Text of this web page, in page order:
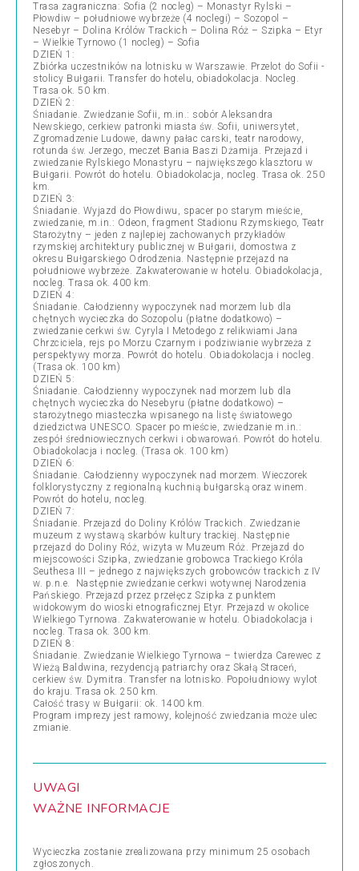
Trasa zagraniczna: Sofia (2 nocleg) – Monastyr Rylski –
Płowdiw – południowe wybrzeże (4 noclegi) – Sozopol –
Nesebyr – Dolina Królów Trackich – Dolina Róż – Szipka – Etyr
– Wielkie Tyrnowo (1 nocleg) – Sofia
DZIEŃ 1:
Zbiórka uczestników na lotnisku w Warszawie. Przelot do Sofii -
stolicy Bułgarii. Transfer do hotelu, obiadokolacja. Nocleg.
Trasa ok. 50 km.
DZIEŃ 2:
Śniadanie. Zwiedzanie Sofii, m.in.: sobór Aleksandra
Newskiego, cerkiew patronki miasta św. Sofii, uniwersytet,
Zgromadzenie Ludowe, dawny pałac carski, teatr narodowy,
rotunda św. Jerzego, meczet Bania Baszi Dżamija. Przejazd i
zwiedzanie Rylskiego Monastyru – największego klasztoru w
Bułgarii. Powrót do hotelu. Obiadokolacja, nocleg. Trasa ok. 250
km.
DZIEŃ 3:
Śniadanie. Wyjazd do Płowdiwu, spacer po starym mieście,
zwiedzanie, m.in.: Odeon, fragment Stadionu Rzymskiego, Teatr
Starożytny – jeden z najlepiej zachowanych przykładów
rzymskiej architektury publicznej w Bułgarii, domostwa z
okresu Bułgarskiego Odrodzenia. Następnie przejazd na
południowe wybrzeże. Zakwaterowanie w hotelu. Obiadokolacja,
nocleg. Trasa ok. 400 km.
DZIEŃ 4:
Śniadanie. Całodzienny wypoczynek nad morzem lub dla
chętnych wycieczka do Sozopolu (płatne dodatkowo) –
zwiedzanie cerkwi św. Cyryla I Metodego z relikwiami Jana
Chrzciciela, rejs po Morzu Czarnym i podziwianie wybrzeża z
perspektywy morza. Powrót do hotelu. Obiadokolacja i nocleg.
(Trasa ok. 100 km)
DZIEŃ 5:
Śniadanie. Całodzienny wypoczynek nad morzem lub dla
chętnych wycieczka do Nesebyru (płatne dodatkowo) –
starożytnego miasteczka wpisanego na listę światowego
dziedzictwa UNESCO. Spacer po mieście, zwiedzanie m.in.:
zespół średniowiecznych cerkwi i obwarowań. Powrót do hotelu.
Obiadokolacja i nocleg. (Trasa ok. 100 km)
DZIEŃ 6:
Śniadanie. Całodzienny wypoczynek nad morzem. Wieczorek
folklorystyczny z regionalną kuchnią bułgarską oraz winem.
Powrót do hotelu, nocleg.
DZIEŃ 7:
Śniadanie. Przejazd do Doliny Królów Trackich. Zwiedzanie
muzeum z wystawą skarbów kultury trackiej. Następnie
przejazd do Doliny Róż, wizyta w Muzeum Róż. Przejazd do
miejscowości Szipka, zwiedzanie grobowca Trackiego Króla
Seuthesa III – jednego z największych grobowców trackich z IV
w. p.n.e. Następnie zwiedzanie cerkwi wotywnej Narodzenia
Pańskiego. Przejazd przez przełęcz Szipka z punktem
widokowym do wioski etnograficznej Etyr. Przejazd w okolice
Wielkiego Tyrnowa. Zakwaterowanie w hotelu. Obiadokolacja i
nocleg. Trasa ok. 300 km.
DZIEŃ 8:
Śniadanie. Zwiedzanie Wielkiego Tyrnowa – twierdza Carewec z
Wieżą Baldwina, rezydencją patriarchy oraz Skałą Straceń,
cerkiew św. Dymitra. Transfer na lotnisko. Popołudniowy wylot
do kraju. Trasa ok. 250 km.
Całość trasy w Bułgarii: ok. 1400 km.
Program imprezy jest ramowy, kolejność zwiedzania może ulec
zmianie.
UWAGI
WAŻNE INFORMACJE
Wycieczka zostanie zrealizowana przy minimum 25 osobach
zgłoszonych.